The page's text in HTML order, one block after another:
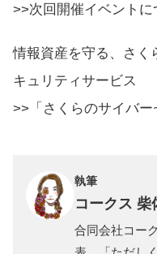
>>次回開催イベント
情報資産を守る、さく
キュリティサービス
>>「さくらのサイバ
執筆
コークス 柴
合同会社コー